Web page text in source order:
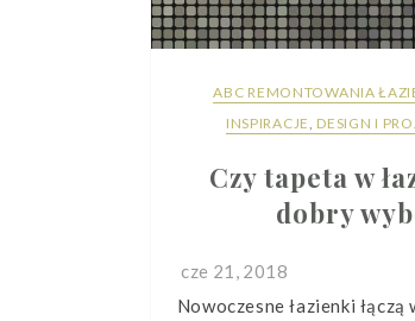
ABC REMONTOWANIA
INSPIRACJE DESIGN I
Czy tapeta w
dobry
cze 21, 2018
Nowoczesne łazienki